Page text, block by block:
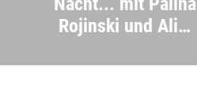
Rojinski und Alina